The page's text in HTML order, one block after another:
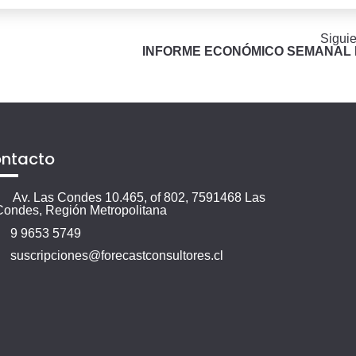
INFORME ECONÓMICO SEMANAL
Av. Las Condes 10.465, of 802, 7591468 Las
Región Metropolitana
9 9653 5749
suscripciones@forecastconsultores.cl